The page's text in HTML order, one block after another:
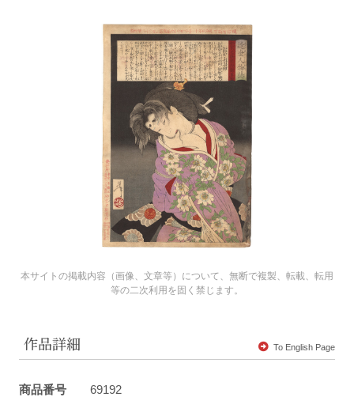
本サイトの掲載内容（画像、文章等）について、無断で複製、転載、転用
等の二次利用を固く禁じます。
作品詳細 To English Page
商品番号 69192